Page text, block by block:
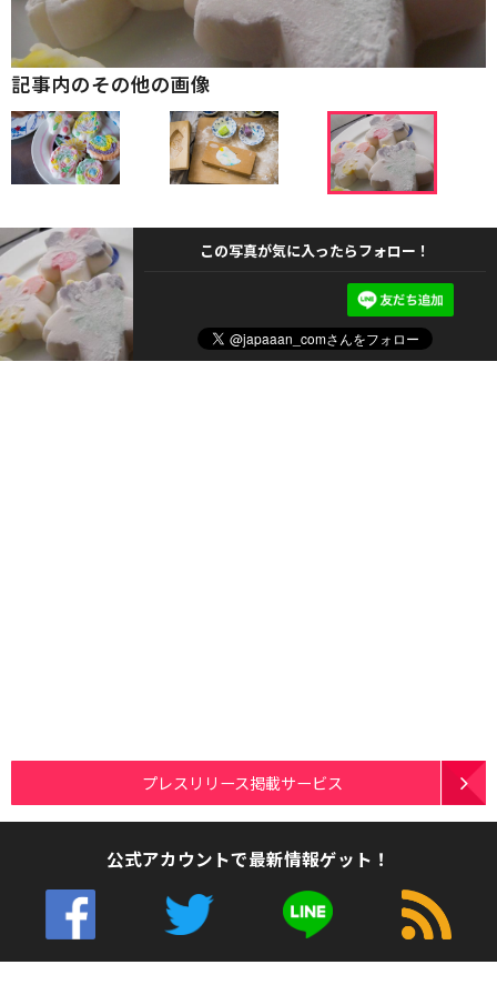
記事内のその他の画像
この写真が気に入ったらフォロー！
プレスリリース掲載サービス
公式アカウントで最新情報ゲット！